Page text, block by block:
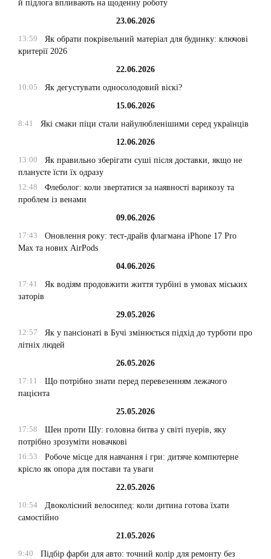
й підлога впливають на щоденну роботу
23.06.2026
13:59
Як обрати покрівельний матеріал для будинку: ключові
критерії 2026
22.06.2026
10:05
Як дегустувати односолодовий віскі?
15.06.2026
8:41
Які смаки піци стали найулюбленішими серед українців
12.06.2026
13:00
Як правильно зберігати суші після доставки, якщо не
плануєте їсти їх одразу
12:48
Флеболог: коли звертатися за наявності варикозу та
проблем із венами
09.06.2026
17:43
Оновлення року: тест-драйв флагмана iPhone 17 Pro
Max та нових AirPods
04.06.2026
17:41
Як водіям продовжити життя турбіні в умовах міських
заторів
29.05.2026
12:57
Як у пансіонаті в Бучі змінюється підхід до турботи про
літніх людей
26.05.2026
17:11
Що потрібно знати перед перевезенням лежачого
пацієнта
25.05.2026
17:58
Шен проти Шу: головна битва у світі пуерів, яку
потрібно зрозуміти новачкові
16:53
Робоче місце для навчання і гри: дитяче компютерне
крісло як опора для постави та уваги
22.05.2026
10:54
Двоколісний велосипед: коли дитина готова їхати
самостійно
21.05.2026
9:40
Підбір фарби для авто: точний колір для ремонту без